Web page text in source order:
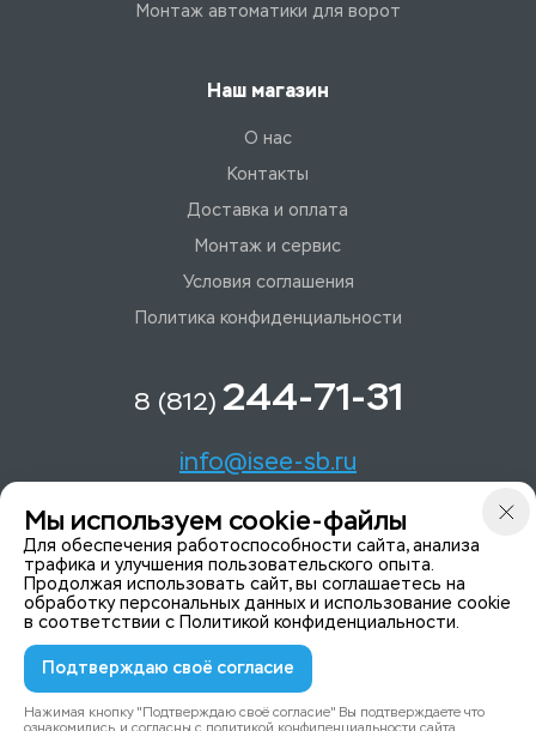
Монтаж автоматики для ворот
Наш магазин
О нас
Контакты
Доставка и оплата
Монтаж и сервис
Условия соглашения
Политика конфиденциальности
8 (812) 244-71-31
info@isee-sb.ru
Светлановский пр-кт, д. 70, корп. 1
Мы в Telegam
© 2015-2026 ISeeYou - системы безопасности
Политика конфиденциальности
Мы используем cookie-файлы
Для обеспечения работоспособности сайта, анализа
трафика и улучшения пользовательского опыта.
Продолжая использовать сайт, вы соглашаетесь на
обработку персональных данных и использование cookie
в соответствии с Политикой конфиденциальности.
Подтверждаю своё согласие
Нажимая кнопку "Подтверждаю своё согласие" Вы подтверждаете что